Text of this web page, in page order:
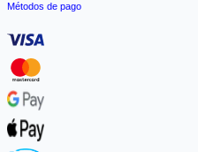
Métodos de pago